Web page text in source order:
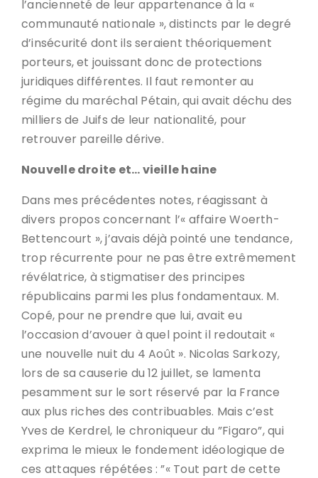
l’ancienneté de leur appartenance à la «
communauté nationale », distincts par le degré
d’insécurité dont ils seraient théoriquement
porteurs, et jouissant donc de protections
juridiques différentes. Il faut remonter au
régime du maréchal Pétain, qui avait déchu des
milliers de Juifs de leur nationalité, pour
retrouver pareille dérive.
Nouvelle droite et… vieille haine
Dans mes précédentes notes, réagissant à
divers propos concernant l’« affaire Woerth-
Bettencourt », j’avais déjà pointé une tendance,
trop récurrente pour ne pas être extrêmement
révélatrice, à stigmatiser des principes
républicains parmi les plus fondamentaux. M.
Copé, pour ne prendre que lui, avait eu
l’occasion d’avouer à quel point il redoutait «
une nouvelle nuit du 4 Août ». Nicolas Sarkozy,
lors de sa causerie du 12 juillet, se lamenta
pesamment sur le sort réservé par la France
aux plus riches des contribuables. Mais c’est
Yves de Kerdrel, le chroniqueur du ”Figaro”, qui
exprima le mieux le fondement idéologique de
ces attaques répétées : ”« Tout part de cette